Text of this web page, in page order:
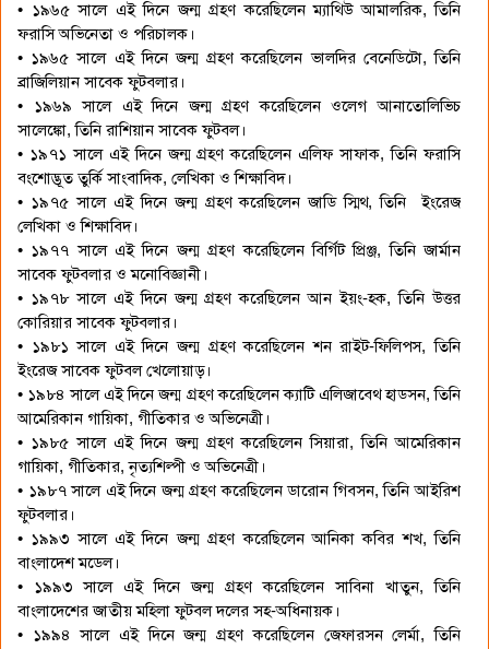
• ১৯৬৫ সালে এই দিনে জন্ম গ্রহণ করেছিলেন ম্যাথিউ আমালরিক, তিনি
ফরাসি অভিনেতা ও পরিচালক।
• ১৯৬৫ সালে এই দিনে জন্ম গ্রহণ করেছিলেন ভালদির বেনেডিটো, তিনি
ব্রাজিলিয়ান সাবেক ফুটবলার।
• ১৯৬৯ সালে এই দিনে জন্ম গ্রহণ করেছিলেন ওলেগ আনাতোলিভিচ
সালেঙ্কো, তিনি রাশিয়ান সাবেক ফুটবল।
• ১৯৭১ সালে এই দিনে জন্ম গ্রহণ করেছিলেন এলিফ সাফাক, তিনি ফরাসি
বংশোদ্ভূত তুর্কি সাংবাদিক, লেখিকা ও শিক্ষাবিদ।
• ১৯৭৫ সালে এই দিনে জন্ম গ্রহণ করেছিলেন জাডি স্মিথ, তিনি ইংরেজ
লেখিকা ও শিক্ষাবিদ।
• ১৯৭৭ সালে এই দিনে জন্ম গ্রহণ করেছিলেন বির্গিট প্রিঞ্জ, তিনি জার্মান
সাবেক ফুটবলার ও মনোবিজ্ঞানী।
• ১৯৭৮ সালে এই দিনে জন্ম গ্রহণ করেছিলেন আন ইয়ং-হক, তিনি উত্তর
কোরিয়ার সাবেক ফুটবলার।
• ১৯৮১ সালে এই দিনে জন্ম গ্রহণ করেছিলেন শন রাইট-ফিলিপস, তিনি
ইংরেজ সাবেক ফুটবল খেলোয়াড়।
• ১৯৮৪ সালে এই দিনে জন্ম গ্রহণ করেছিলেন ক্যাটি এলিজাবেথ হাডসন, তিনি
আমেরিকান গায়িকা, গীতিকার ও অভিনেত্রী।
• ১৯৮৫ সালে এই দিনে জন্ম গ্রহণ করেছিলেন সিয়ারা, তিনি আমেরিকান
গায়িকা, গীতিকার, নৃত্যশিল্পী ও অভিনেত্রী।
• ১৯৮৭ সালে এই দিনে জন্ম গ্রহণ করেছিলেন ডারোন গিবসন, তিনি আইরিশ
ফুটবলার।
• ১৯৯৩ সালে এই দিনে জন্ম গ্রহণ করেছিলেন আনিকা কবির শখ, তিনি
বাংলাদেশ মডেল।
• ১৯৯৩ সালে এই দিনে জন্ম গ্রহণ করেছিলেন সাবিনা খাতুন, তিনি
বাংলাদেশের জাতীয় মহিলা ফুটবল দলের সহ-অধিনায়ক।
• ১৯৯৪ সালে এই দিনে জন্ম গ্রহণ করেছিলেন জেফারসন লের্মা, তিনি